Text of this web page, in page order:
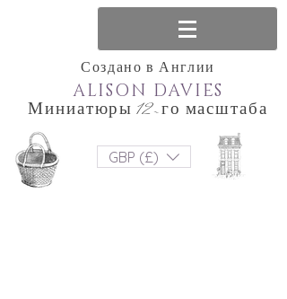
Создано в Англии
Миниатюры 12-го масштаба
ALISON DAVIES
GBP (£)